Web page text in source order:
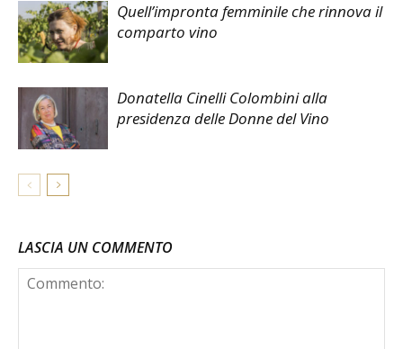
Quell’impronta femminile che rinnova il
comparto vino
Donatella Cinelli Colombini alla
presidenza delle Donne del Vino
LASCIA UN COMMENTO